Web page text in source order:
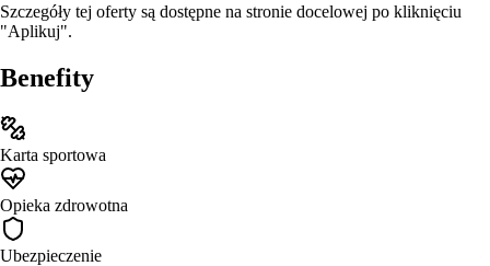
Szczegóły tej oferty są dostępne na stronie docelowej po kliknięciu
"Aplikuj".
Benefity
Karta sportowa
Opieka zdrowotna
Ubezpieczenie